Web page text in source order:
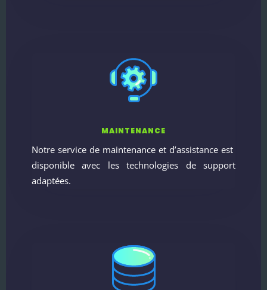
MAINTENANCE
Notre service de maintenance et d’assistance est
disponible avec les technologies de support
adaptées.